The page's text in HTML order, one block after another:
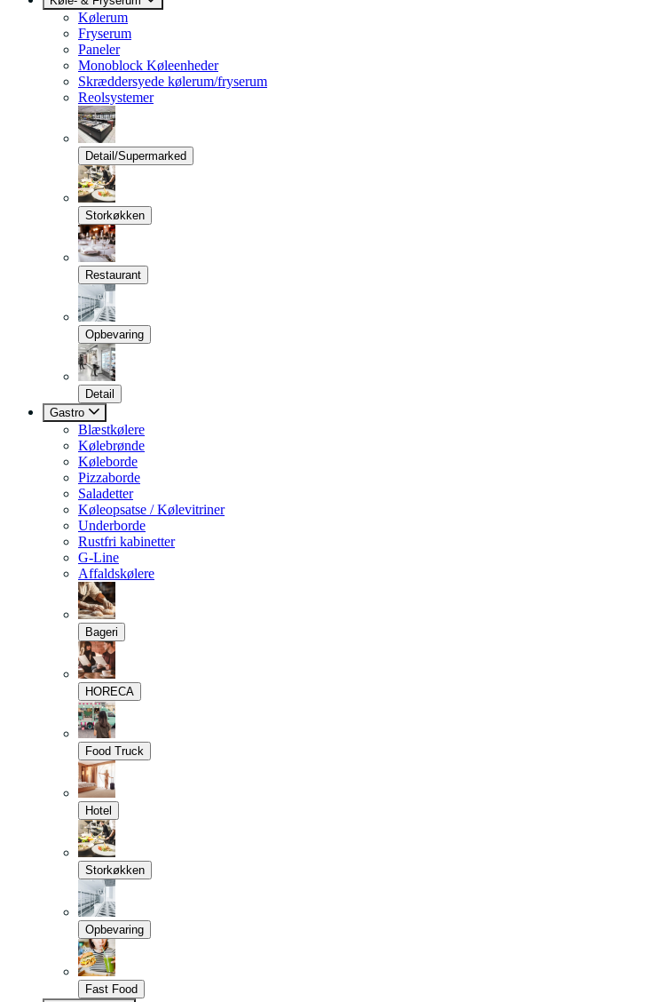
Kølerum
Fryserum
Paneler
Monoblock Køleenheder
Skræddersyede kølerum/fryserum
Reolsystemer
Detail/Supermarked
Storkøkken
Restaurant
Opbevaring
Detail
Gastro
Blæstkølere
Kølebrønde
Køleborde
Pizzaborde
Saladetter
Køleopsatse / Kølevitriner
Underborde
Rustfri kabinetter
G-Line
Affaldskølere
Bageri
HORECA
Food Truck
Hotel
Storkøkken
Opbevaring
Fast Food